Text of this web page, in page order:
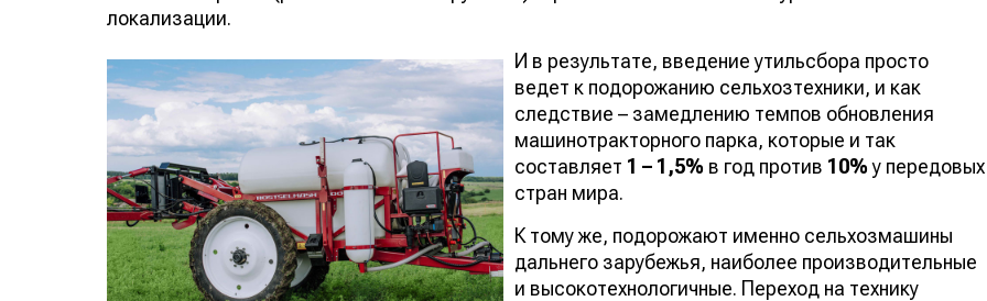
локализации.
И в результате, введение утильсбора просто
ведет к подорожанию сельхозтехники, и как
следствие – замедлению темпов обновления
машинотракторного парка, которые и так
составляет 1 – 1,5% в год против 10%у передовых
стран мира.
К тому же, подорожают именно сельхозмашины
дальнего зарубежья, наиболее производительные
и высокотехнологичные. Переход на технику